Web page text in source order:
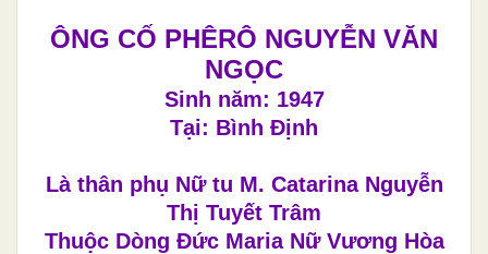
ÔNG CỐ PHÊRÔ NGUYỄN VĂN
NGỌC
Sinh năm: 1947
Tại: Bình Định
Là thân phụ Nữ tu M. Catarina Nguyễn
Thị Tuyết Trâm
Thuộc Dòng Đức Maria Nữ Vương Hòa